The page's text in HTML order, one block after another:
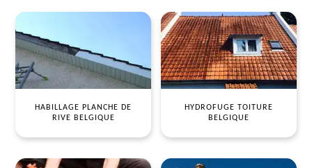
HABILLAGE PLANCHE DE
RIVE BELGIQUE
HYDROFUGE TOITURE
BELGIQUE